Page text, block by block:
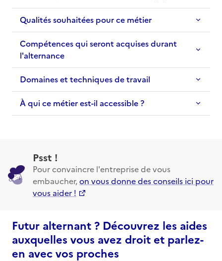
Qualités souhaitées pour ce métier
Compétences qui seront acquises durant
l'alternance
Domaines et techniques de travail
À qui ce métier est-il accessible ?
Psst !
Pour convaincre l'entreprise de vous
embaucher,on vous donne des conseils ici pour
vous aider !
Futur alternant ? Découvrez les aides
auxquelles vous avez droit et parlez-
en avec vos proches